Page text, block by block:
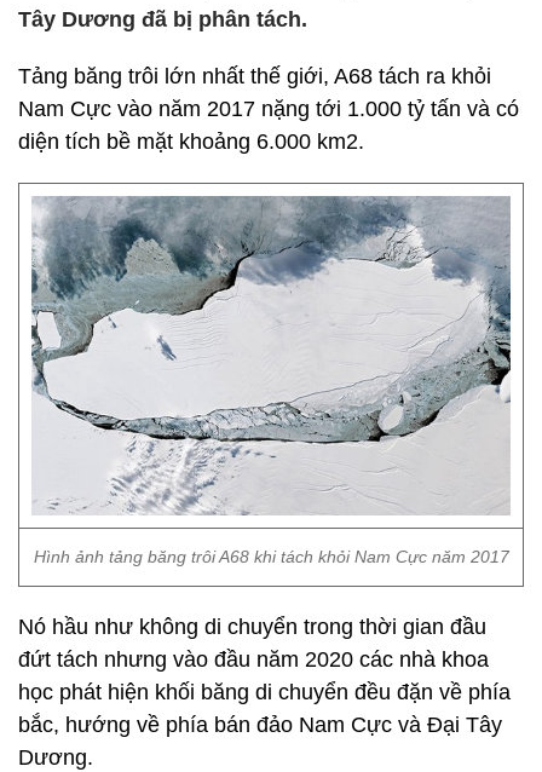
Tây Dương đã bị phân tách.
Tảng băng trôi lớn nhất thế giới, A68 tách ra khỏi
Nam Cực vào năm 2017 nặng tới 1.000 tỷ tấn và có
diện tích bề mặt khoảng 6.000 km2.
Hình ảnh tảng băng trôi A68 khi tách khỏi Nam Cực năm 2017
Nó hầu như không di chuyển trong thời gian đầu
đứt tách nhưng vào đầu năm 2020 các nhà khoa
học phát hiện khối băng di chuyển đều đặn về phía
bắc, hướng về phía bán đảo Nam Cực và Đại Tây
Dương.